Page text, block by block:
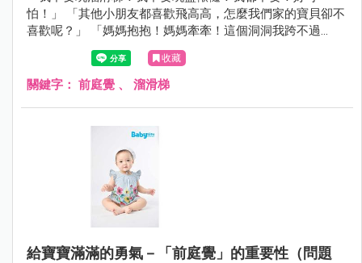
怕！」 「其他小朋友都喜歡飛高高，怎麼我們家的寶貝卻不
喜歡呢？」 「媽媽抱抱！媽媽牽牽！這個洞洞我跨不過
調」的相關問題。 這一期，我們將來分享如何培養寶寶的
「前庭覺」。
收藏
關鍵字： 前庭覺 、 溜滑梯
給寶寶滿滿的勇氣－「前庭覺」的重要性（問題